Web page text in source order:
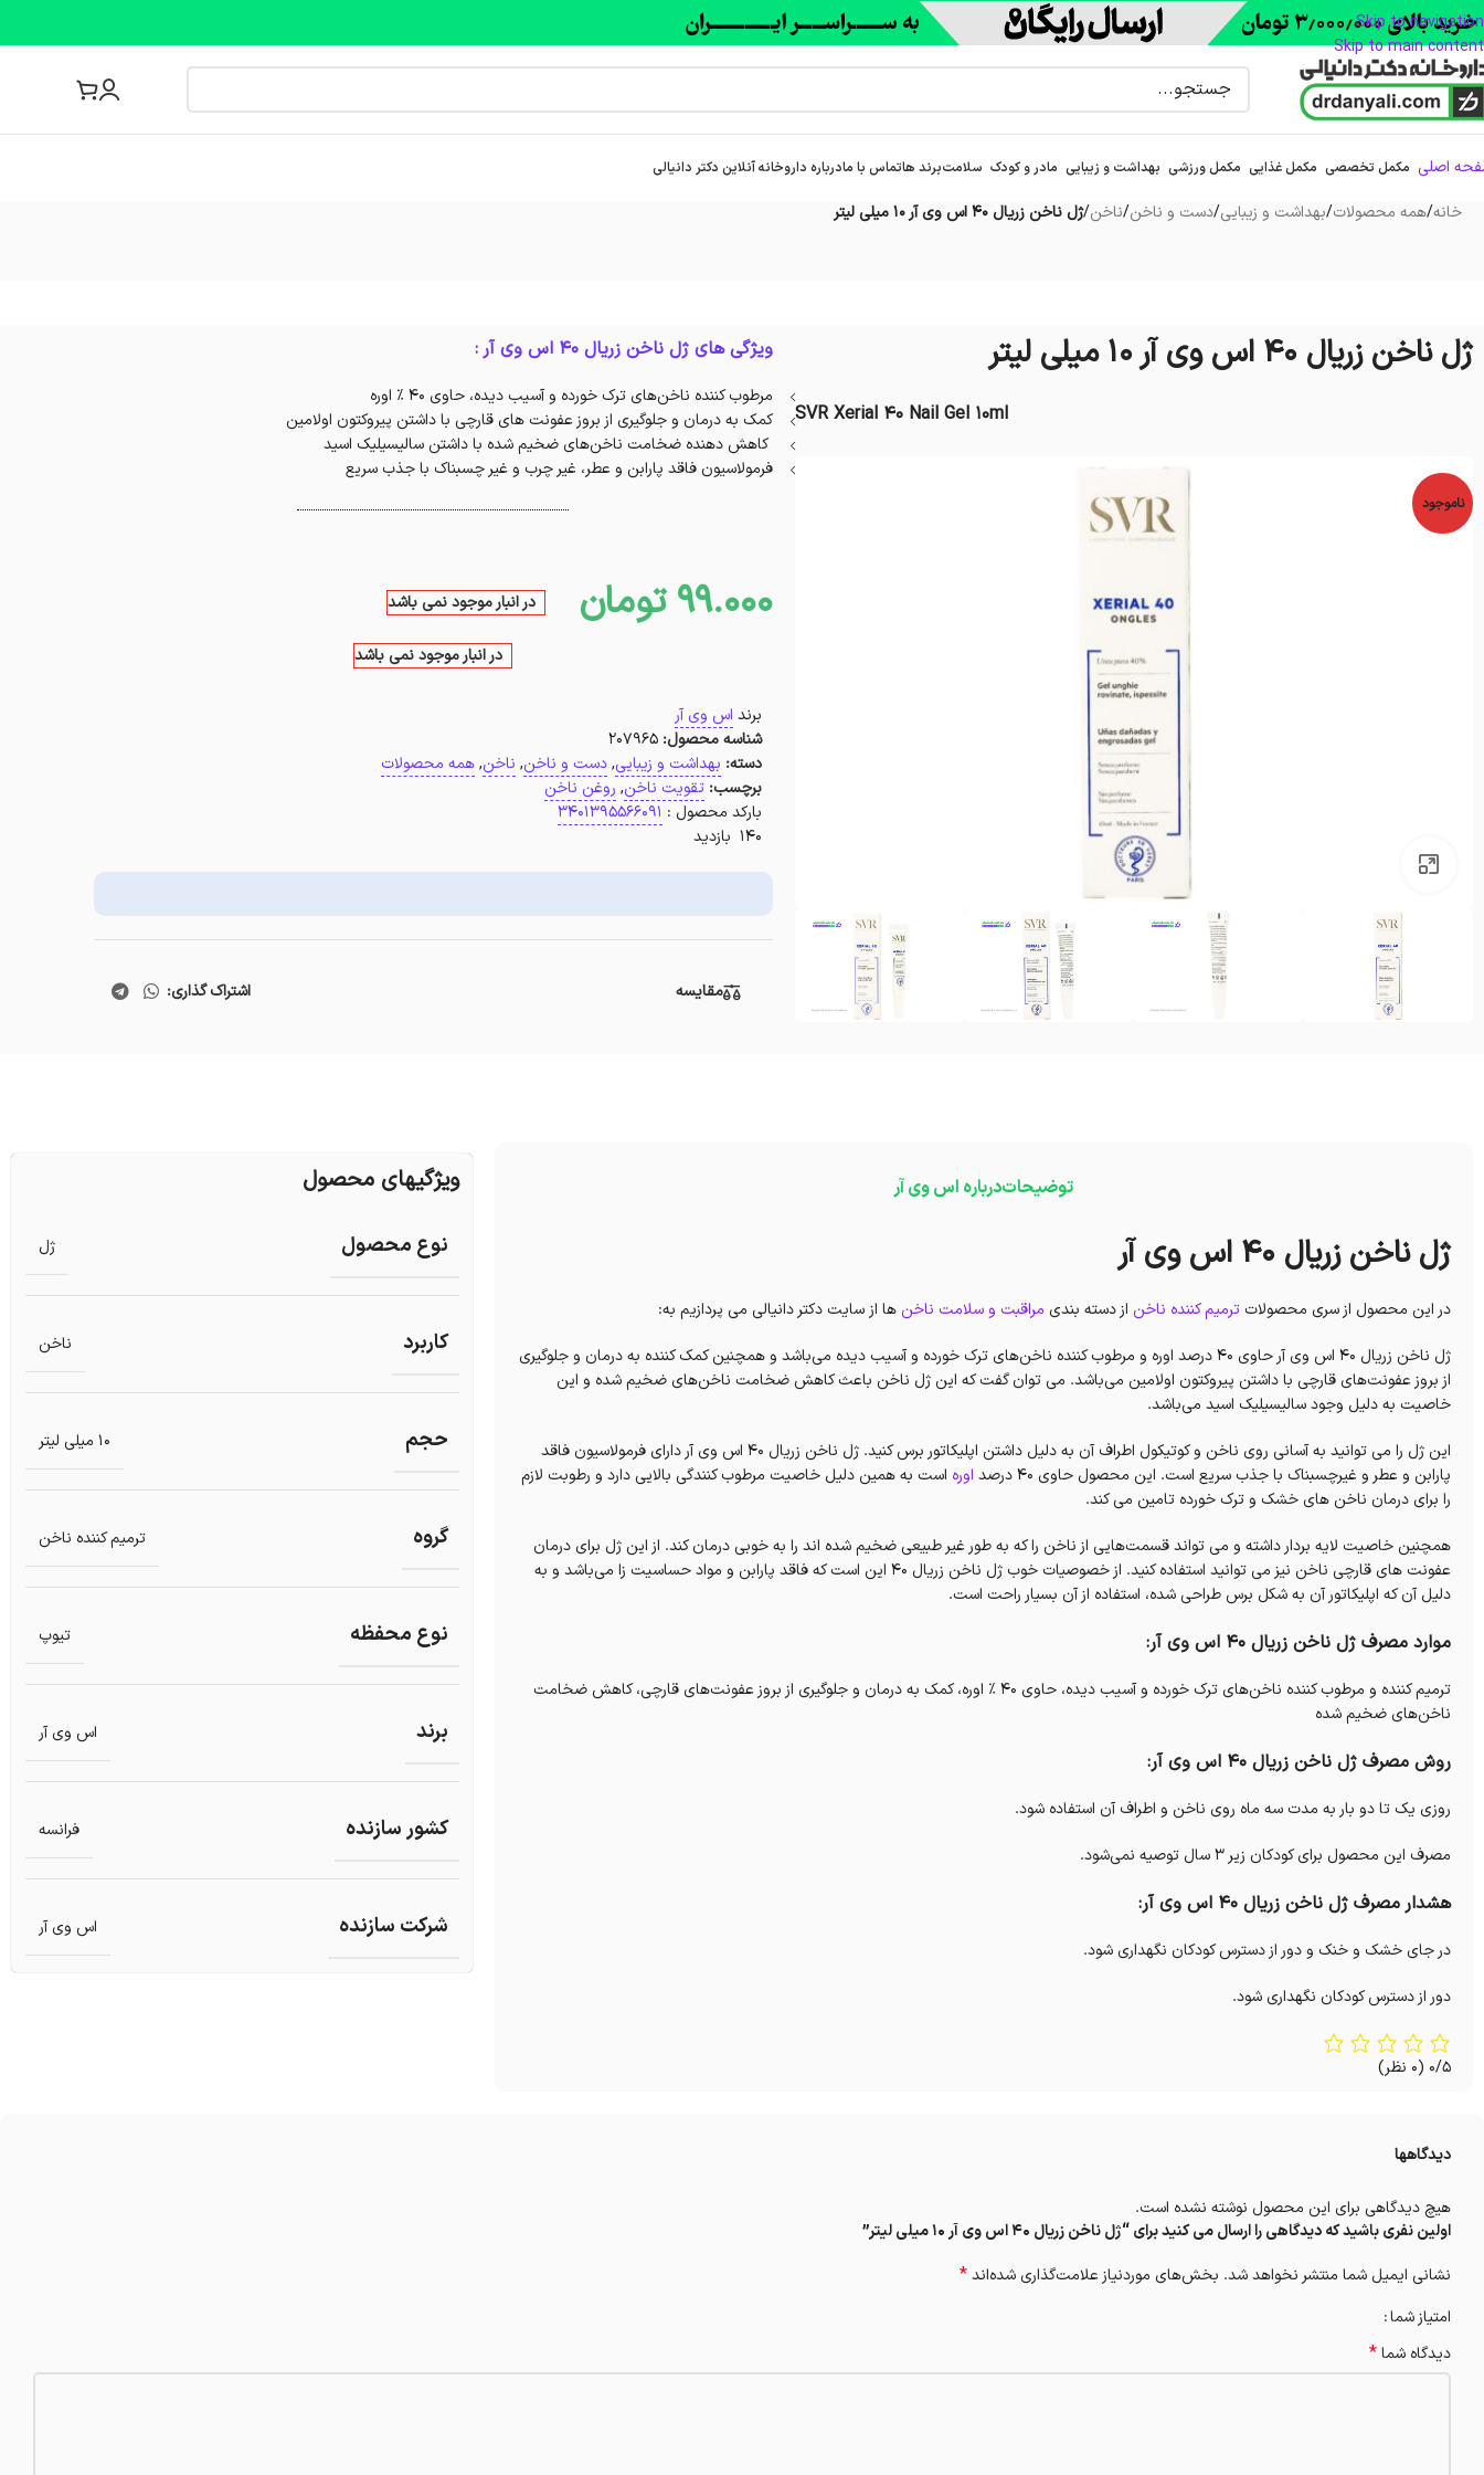
Skip to navigation
Skip to main content
اصلی مکمل تخصصی مکمل غذایی مکمل ورزشی بهداشت و زیبایی مادر و کودک سلامتبرند هاتماس با مادرباره‌ داروخانه آنلاین دکتر دانیالی
خانه/همه محصولات/بهداشت و زیبایی/دست و ناخن/ناخن/ژل ناخن زریال 40 اس وی آر 10 میلی لیتر
ژل ناخن زریال 40 اس وی آر 10 میلی لیتر
SVR Xerial 40 Nail Gel 10ml
ناموجود
ویژگی های ژل ناخن زریال 40 اس وی آر :
مرطوب کننده ناخن‌های ترک خورده و آسیب دیده، حاوی 40 % اوره
کمک به درمان و جلوگیری از بروز عفونت های قارچی با داشتن پیروکتون اولامین
کاهش دهنده ضخامت ناخن‌های ضخیم شده با داشتن سالیسیلیک اسید
فرمولاسیون فاقد پارابن و عطر، غیر چرب و غیر چسبناک با جذب سریع
99.000 تومان در انبار موجود نمی باشد
در انبار موجود نمی باشد
برند اس وی آر
شناسه محصول:207965
دسته: بهداشت و زیبایی, دست و ناخن, ناخن, همه محصولات
برچسب: تقویت ناخن, روغن ناخن
بارکد محصول : 3401395566091
140 بازدید
مقایسه اشتراک گذاری:
توضیحاتدرباره اس وی آر
ژل ناخن زریال 40 اس وی آر
در این محصول از سری محصولات ترمیم کننده ناخن از دسته بندی مراقبت و سلامت ناخن ها از سایت دکتر دانیالی می پردازیم به:
ژل ناخن زریال 40 اس وی آر حاوی 40 درصد اوره و مرطوب کننده ناخن‌های ترک خورده و آسیب دیده می‌باشد و همچنین کمک کننده به درمان و جلوگیری
از بروز عفونت‌های قارچی با داشتن پیروکتون اولامین می‌باشد. می توان گفت که این ژل ناخن باعث کاهش ضخامت ناخن‌های ضخیم شده و این
خاصیت به دلیل وجود سالیسیلیک اسید می‌باشد.
این ژل را می توانید به آسانی روی ناخن و کوتیکول اطراف آن به دلیل داشتن اپلیکاتور برس کنید. ژل ناخن زریال 40 اس وی آر دارای فرمولاسیون فاقد
پارابن و عطر و غیرچسبناک با جذب سریع است. این محصول حاوی 40 درصد
اوره است به همین دلیل خاصیت مرطوب کنندگی بالایی دارد و رطوبت لازم
را برای درمان ناخن های خشک و ترک خورده تامین می کند.
همچنین خاصیت لایه بردار داشته و می تواند قسمت‌هایی از ناخن را که به طور غیر طبیعی ضخیم شده اند را به خوبی درمان کند. از این ژل برای درمان
عفونت های قارچی ناخن نیز می توانید استفاده کنید. از خصوصیات خوب ژل ناخن زریال 40 این است که فاقد پارابن و مواد حساسیت زا می‌باشد و به
دلیل آن که اپلیکاتور آن به شکل برس طراحی شده، استفاده از آن بسیار راحت است.
موارد مصرف ژل ناخن زریال 40 اس وی آر:
ترمیم کننده و مرطوب کننده ناخن‌های ترک خورده و آسیب دیده، حاوی 40 % اوره، کمک به درمان و جلوگیری از بروز عفونت‌های قارچی، کاهش ضخامت
ناخن‌های ضخیم شده
روش مصرف ژل ناخن زریال 40 اس وی آر:
روزی یک تا دو بار به مدت سه ماه روی ناخن و اطراف آن استفاده شود.
مصرف این محصول برای کودکان زیر 3 سال توصیه نمی‌شود.
هشدار مصرف ژل ناخن زریال 40 اس وی آر:
در جای خشک و خنک و دور از دسترس کودکان نگهداری شود.
دور از دسترس کودکان نگهداری شود.
0/5 (0 نظر)
ویژگیهای محصول
نوع محصول ژل
کاربرد ناخن
حجم 10 میلی لیتر
گروه ترمیم کننده ناخن
نوع محفظه تیوپ
برند اس وی آر
کشور سازنده فرانسه
شرکت سازنده اس وی آر
دیدگاهها
هیچ دیدگاهی برای این محصول نوشته نشده است.
اولین نفری باشید که دیدگاهی را ارسال می کنید برای “ژل ناخن زریال 40 اس وی آر 10 میلی لیتر”
نشانی ایمیل شما منتشر نخواهد شد. بخش‌های موردنیاز علامت‌گذاری شده‌اند*
امتیاز شما
دیدگاه شما*